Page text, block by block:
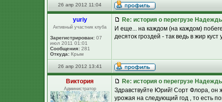
26 апр 2012 11:04
yuriy
Активный участник клуба
Зарегистрирован: 07
июл 2011 01:01
Сообщения: 281
Откуда: Крым
Re: история о перегрузе
И еще... на каждом (на каждом)
десяток гроздей - так ведь в жир куст
26 апр 2012 13:41
Виктория
Администратор
Re: история о перегрузе
Здравствуйте Юрий! Сорт Флора, он
урожая на следующий год , то есть